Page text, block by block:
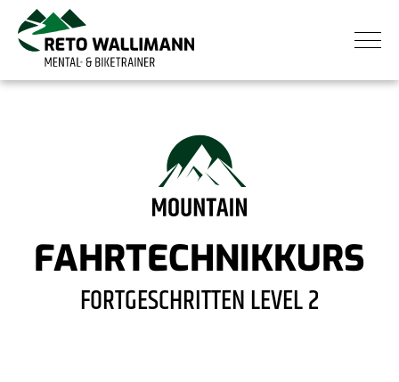
FAHRTECHNIKKURS
FORTGESCHRITTEN LEVEL 2